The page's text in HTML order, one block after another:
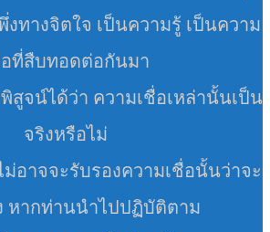
ทางจิตใจ เป็นความรู้ เป็นความ
อที่สืบทอดต่อกันมา
สูจน์ได้ว่า ความเชื่อเหล่านั้นเป็น
จริงหรือไม่
อาจจะรับรองความเชื่อนั้นว่าจะ
หากท่านนำไปปฏิบัติตาม